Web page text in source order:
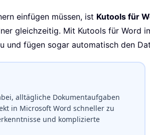
einfügen müssen, ist Kutools für
gleichzeitig. Mit Kutools für Word
und fügen sogar automatisch den
alltägliche Dokumentaufgaben
in Microsoft Word schneller zu
und komplizierte